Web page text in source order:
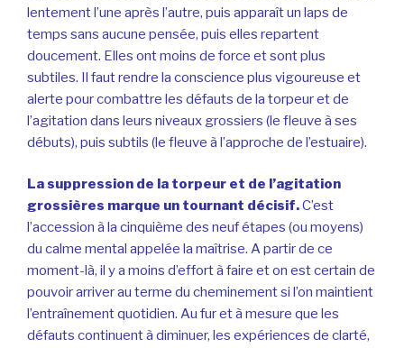
lentement l’une après l’autre, puis apparaît un laps de
temps sans aucune pensée, puis elles repartent
doucement. Elles ont moins de force et sont plus
subtiles. Il faut rendre la conscience plus vigoureuse et
alerte pour combattre les défauts de la torpeur et de
l’agitation dans leurs niveaux grossiers (le fleuve à ses
débuts), puis subtils (le fleuve à l’approche de l’estuaire).
La suppression de la torpeur et de l’agitation
grossières marque un tournant décisif.C’est
l’accession à la cinquième des neuf étapes (ou moyens)
du calme mental appelée la maîtrise. A partir de ce
moment-là, il y a moins d’effort à faire et on est certain de
pouvoir arriver au terme du cheminement si l’on maintient
l’entraînement quotidien. Au fur et à mesure que les
défauts continuent à diminuer, les expériences de clarté,